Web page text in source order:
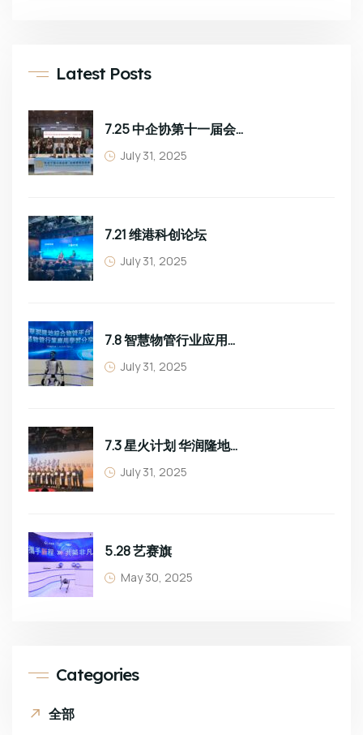
Latest Posts
7.25 中企协第十一届会员大会
July 31, 2025
7.21 维港科创论坛
July 31, 2025
7.8 智慧物管行业应用学习分享
July 31, 2025
7.3 星火计划 华润隆地班组长培训
July 31, 2025
5.28 艺赛旗
May 30, 2025
Categories
全部